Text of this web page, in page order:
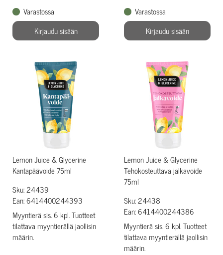
Varastossa
Kirjaudu sisään
Varastossa
Kirjaudu sisään
Lemon Juice & Glycerine
Kantapäävoide 75ml
Sku: 24439
Ean: 6414400244393
Myyntierä sis. 6 kpl. Tuotteet
tilattava myyntierällä jaollisin
määrin.
Lemon Juice & Glycerine
Tehokosteuttava jalkavoide
75ml
Sku: 24438
Ean: 6414400244386
Myyntierä sis. 6 kpl. Tuotteet
tilattava myyntierällä jaollisin
määrin.